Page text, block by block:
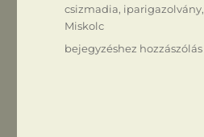
csizmadia, iparigazolvány,
Miskolc
Kis
bejegyzéshez hozzászólás